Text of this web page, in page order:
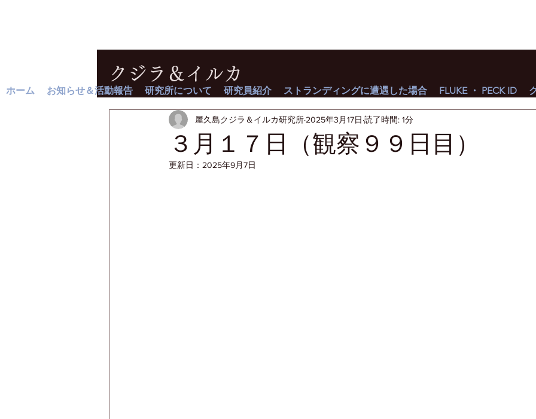
クジラ＆イルカ
３月１７日（観察９９日目）
屋久島クジラ＆イルカ研究所 2025年3月17日 読了時間: 1分
更新日： 2025年9月7日
ホーム お知らせ＆活動報告 研究所について 研究員紹介 ストランディングに遭遇した場合 FLUKE ・ PECK ID